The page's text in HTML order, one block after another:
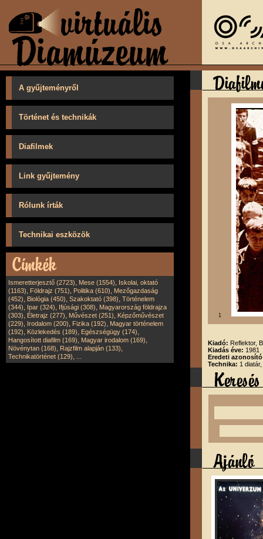
A gyűjteményről
Történet és technikák
Diafilmek
Link gyűjtemény
Rólunk írták
Technikai eszközök
Ismeretterjesztő (2723), Mese (1554), Iskolai, oktató
(1163), Földrajz (751), Politika (610), Mezőgazdaság
(452), Biológia (450), Szakoktató (398), Történelem
(344), Ipar (324), Ifjúsági (308), Magyarország földrajza
(303), Életrajz (277), Művészet (251), Képzőművészet
(229), Irodalom (200), Fizika (192), Magyar történelem
(192), Közlekedés (189), Egészségügy (174),
Hangosított diafilm (169), Magyar irodalom (169),
Növénytan (168), Rajzfilm alapján (133),
Technikatörténet (129),
1
Kiadó: Reflektor,
Kiadás éve: 1981
Eredeti
Technika: 1